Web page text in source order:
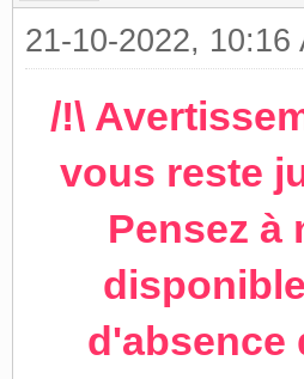
21-10-2022, 10:16
/!\
vous reste
Pensez à
d'absence